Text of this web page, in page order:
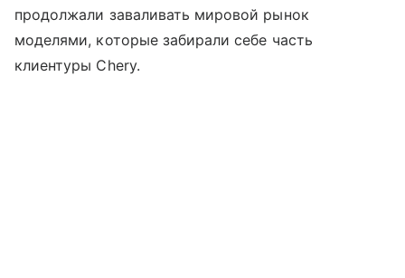
продолжали заваливать мировой рынок
моделями, которые забирали себе часть
клиентуры Chery.